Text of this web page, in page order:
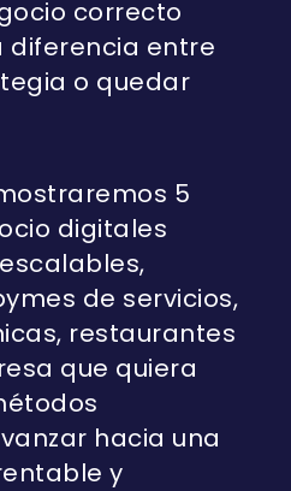
correcto
diferencia entre
o quedar
5
digitales
de servicios,
restaurantes
que quiera
hacia una
y